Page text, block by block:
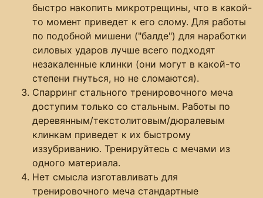
быстро накопить микротрещины, что в какой-
то момент приведет к его слому. Для работы
по подобной мишени ("балде") для наработки
силовых ударов лучше всего подходят
незакаленные клинки (они могут в какой-то
степени гнуться, но не сломаются).
Спарринг стального тренировочного меча
доступим только со стальным. Работы по
деревянным/текстолитовым/дюралевым
клинкам приведет к их быстрому
иззубриванию. Тренируйтесь с мечами из
одного материала.
Нет смысла изготавливать для
тренировочного меча стандартные